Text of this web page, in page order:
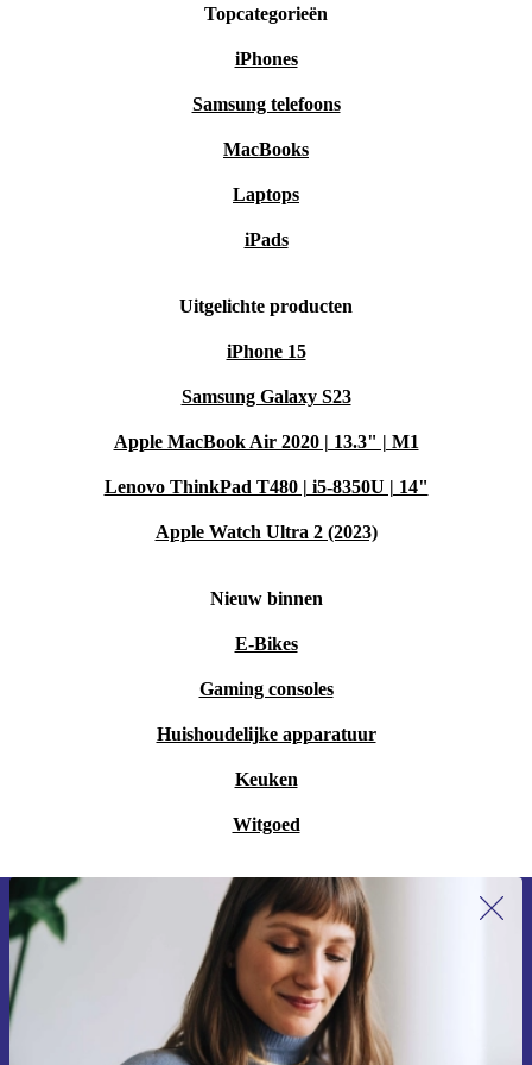
Topcategorieën
iPhones
Samsung telefoons
MacBooks
Laptops
iPads
Uitgelichte producten
iPhone 15
Samsung Galaxy S23
Apple MacBook Air 2020 | 13.3" | M1
Lenovo ThinkPad T480 | i5-8350U | 14"
Apple Watch Ultra 2 (2023)
Nieuw binnen
E-Bikes
Gaming consoles
Huishoudelijke apparatuur
Keuken
Witgoed
Meld je aan voor onze nieuwsbrief en
ontvang €15 korting!
Mis nooit meer een aanbieding.